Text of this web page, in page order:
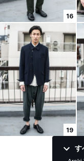
16
19
す